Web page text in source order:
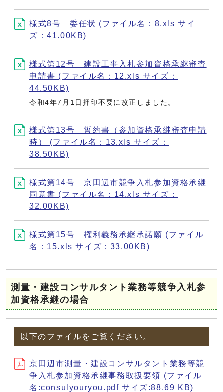
様式8号 委任状 (ファイル名：8.xls サイ
ズ：41.00KB)
様式第12号 建設工事入札参加資格承継審査
申請書 (ファイル名：12.xls サイズ：
44.50KB)
令和4年7月1日押印不要に改正しました。
様式第13号 誓約書（参加資格承継審査申請
時） (ファイル名：13.xls サイズ：
38.50KB)
様式第14号 京田辺市競争入札参加資格承継
同意書 (ファイル名：14.xls サイズ：
32.00KB)
様式第15号 権利義務承継承諾願 (ファイル
名：15.xls サイズ：33.00KB)
測量・建設コンサルタント業務等競争入札参
加資格承継の場合
以下のファイルをご覧ください。
京田辺市測量・建設コンサルタント業務等競
争入札参加資格承継事務取扱要領 (ファイル
名:consulyouryou.pdf サイズ:88.69 KB)